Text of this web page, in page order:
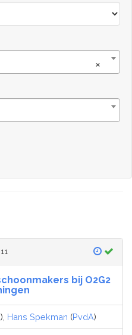
×
bij O2G2
), Hans Spekman (PvdA)